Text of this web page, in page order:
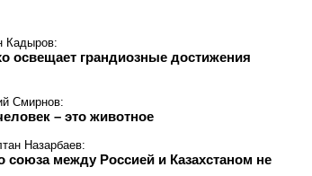
Кадыров:
освещает грандиозные достижения
Смирнов:
– это животное
Назарбаев:
союза между Россией и Казахстаном не